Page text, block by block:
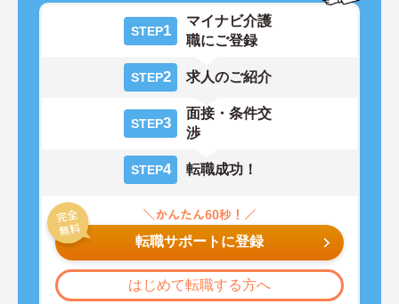
STEP1
マイナビ介護
職にご登録
STEP2 求人のご紹介
STEP3
面接・条件交
渉
STEP4 転職成功！
転職サポートに登録
はじめて転職する方へ